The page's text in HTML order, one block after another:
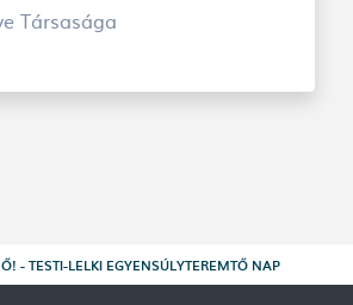
Társasága
- TESTI-LELKI EGYENSÚLYTEREMTŐ NAP